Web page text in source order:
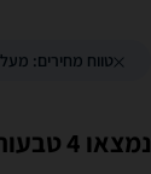
טווח מחירים: מעל 150 ₪
נמצאו 4 טבעות רטט